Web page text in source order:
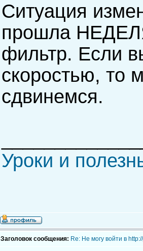
Ситуация
прошла
фильтр. Если
скоростью, то
сдвинемся.
Уроки и
Заголовок сообщения: Re: Не могу войти в